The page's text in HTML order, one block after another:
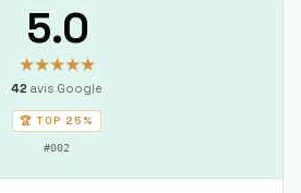
5.0
★★★★★
42 avis Google
🏆 TOP 25%
#002